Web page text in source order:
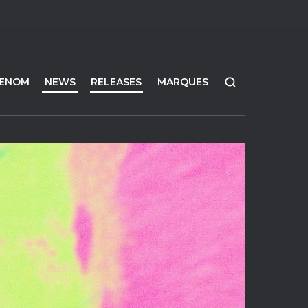
NEWS RELEASES MARQUES